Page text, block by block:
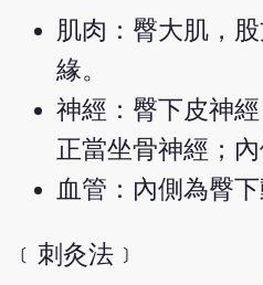
肌肉：臀大肌，
緣。
神經：臀下皮神
正當坐骨神經；內
血管：內側為臀下
﹝刺灸法﹞